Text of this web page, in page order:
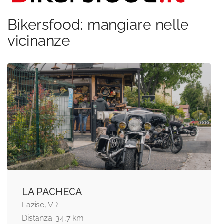
Bikersfood: mangiare nelle
vicinanze
LA PACHECA
Lazise, VR
Distanza: 34,7 km